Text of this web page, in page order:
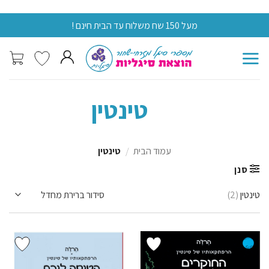
Skip
מעל 150 שח משלוח עד הבית חינם !
טינטין
עמוד הבית / טינטין
סנן
טינטין(2)